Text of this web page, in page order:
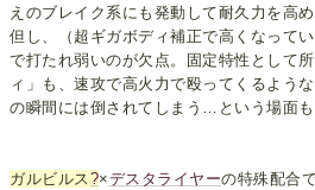
えのブレイク系にも発動して耐久力を高め
但し、（超ギガボディ補正で高くなって
で打たれ弱いのが欠点。固定特性として
ィ」も、速攻で高火力で殴ってくるよう
の瞬間には倒されてしまう…という場面も
ガルビルス?×デスタライヤーの特殊配合